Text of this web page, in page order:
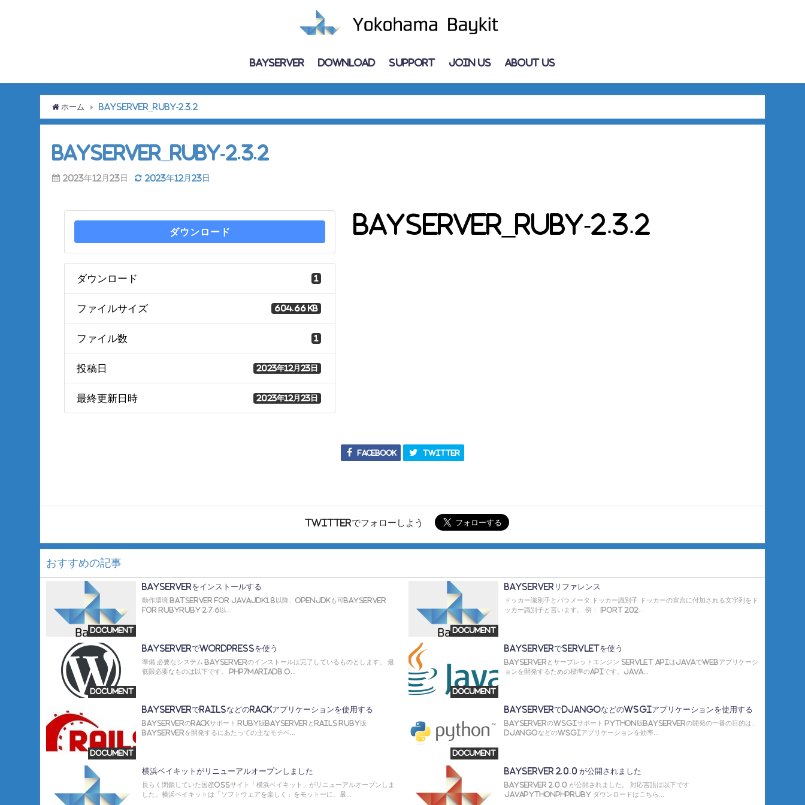
BayServer Download Support Join Us About Us
ホーム BayServer_Ruby-2.3.2
BayServer_Ruby-2.3.2
2023年12月23日 2023年12月23日
ダウンロード
ダウンロード 1
ファイルサイズ 604.66 KB
ファイル数 1
投稿日 2023年12月23日
最終更新日時 2023年12月23日
BayServer_Ruby-2.3.2
Facebook Twitter
Twitterでフォローしよう
おすすめの記事
Document
BayServerをインストールする
動作環境 BatServer for JavaJDK1.8以降、OpenJDKも可BayServer
for RubyRuby 2.7.6以...
Document
BayServerリファレンス
ドッカー識別子とパラメータ ドッカー識別子 ドッカーの宣言に付加される文字列をド
ッカー識別子と言います。 例： [port 202...
Document
BayServerでWordPressを使う
準備 必要なシステム BayServerのインストールは完了しているものとします。 最
低限必要なものは以下です。 PHP7MariaDB o...
Document
BayServerでServletを使う
BayServerとサーブレットエンジン Servlet APIはJavaでWebアプリケーシ
ョンを開発するための標準のAPIです。Java...
Document
BayServerでRailsなどのRackアプリケーションを使用する
BayServerのRackサポート Ruby版BayServerとRails Ruby版
BayServerを開発するにあたっての主なモチベ...
Document
BayServerでDjangoなどのWSGIアプリケーションを使用する
BayServerのWSGIサポート Python版BayServerの開発の一番の目的は、
DjangoなどのWSGIアプリケーションを効率...
横浜ベイキットがリニューアルオープンしました
長らく閉鎖していた国産OSSサイト「横浜ベイキット」がリニューアルオープンしま
した。横浜ベイキットは「ソフトウェアを楽しく」をモットーに、最...
BayServer 2.0.0 が公開されました
BayServer 2.0.0 が公開されました。 対応言語は以下です
JavaPythonPHPRuby ダウンロードはこちら...